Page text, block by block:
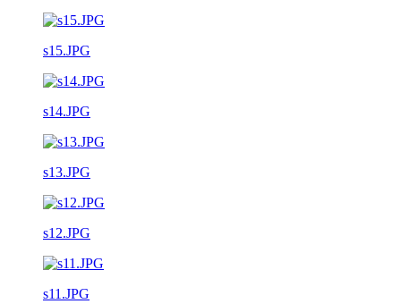
s15.JPG
s14.JPG
s13.JPG
s12.JPG
s11.JPG